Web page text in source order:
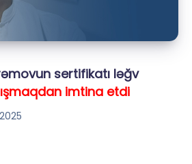
sertifikatı ləğv
imtina etdi